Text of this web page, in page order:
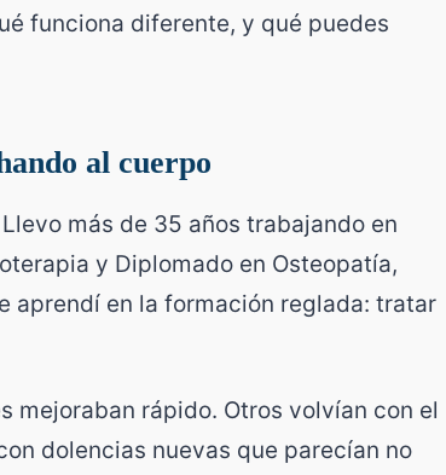
funciona diferente, y qué puedes
al cuerpo
más de 35 años trabajando en
y Diplomado en Osteopatía,
aprendí en la formación reglada: tratar
mejoraban rápido. Otros volvían con el
dolencias nuevas que parecían no